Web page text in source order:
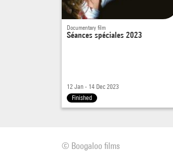
Documentary film
Séances spéciales 2023
12 Jan - 14 Dec 2023
Finished
© Boogaloo films